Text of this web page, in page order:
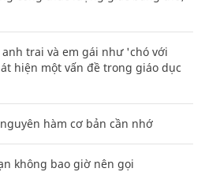
trai và em gái như 'chó với
hiện một vấn đề trong giáo dục
hàm cơ bản cần nhớ
không bao giờ nên gọi